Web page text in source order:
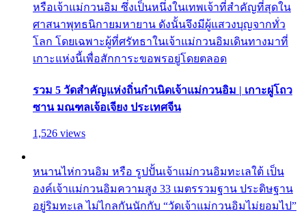
หรือเจ้าแม่กวนอิม ซึ่งเป็นหนึ่งในเทพเจ้าที่สำคัญที่สุดใน
ศาสนาพุทธนิกายมหายาน ดังนั้นจึงมีผู้แสวงบุญจากทั่ว
โลก โดยเฉพาะผู้ที่ศรัทธาในเจ้าแม่กวนอิมเดินทางมาที่
เกาะแห่งนี้เพื่อสักการะขอพรอยู่โดยตลอด
รวม 5 วัดสำคัญแห่งถิ่นกำเนิดเจ้าแม่กวนอิม | เกาะผู่โถว
ซาน มณฑลเจ้อเจียง ประเทศจีน
1,526 views
หนานไห่กวนอิม หรือ รูปปั้นเจ้าแม่กวนอิมทะเลใต้ เป็น
องค์เจ้าแม่กวนอิมความสูง 33 เมตรรวมฐาน ประดิษฐาน
อยู่ริมทะเล ไม่ไกลกันนักกับ “วัดเจ้าแม่กวนอิมไม่ยอมไป”